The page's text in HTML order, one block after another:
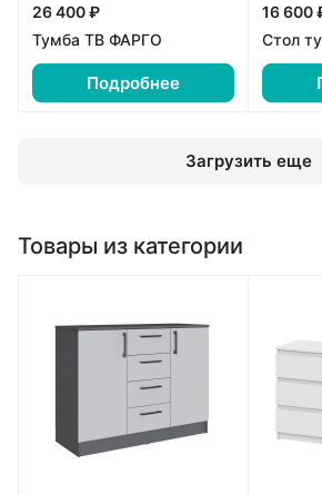
26 400 ₽
Тумба ТВ ФАРГО
Подробнее
16 600
Стол
Загрузить еще
Товары из категории